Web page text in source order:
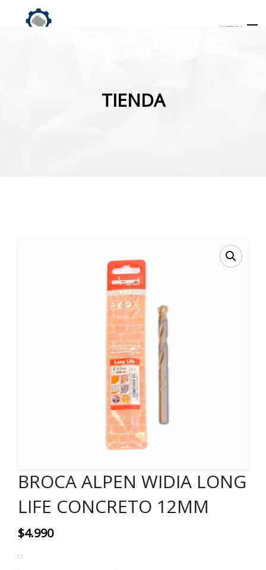
MENU
TIENDA
BROCA ALPEN WIDIA LONG
LIFE CONCRETO 12MM
$4.990